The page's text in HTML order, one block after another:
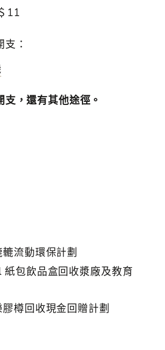
11
：
，還有其他途徑。
流動環保計劃
包飲品盒回收漿廠及教育
樽回收現金回贈計劃